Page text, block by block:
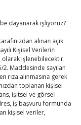
dayanarak işliyoruz?
alınan açık
Kişisel Verilerin
olarak işlenebilecektir.
2. Maddesinde sayılan
rıza alınmasına gerek
toplanan kişisel
işitsel ve görsel
iş başvuru formunda
kişisel veriler,
Üyeleri
C
P